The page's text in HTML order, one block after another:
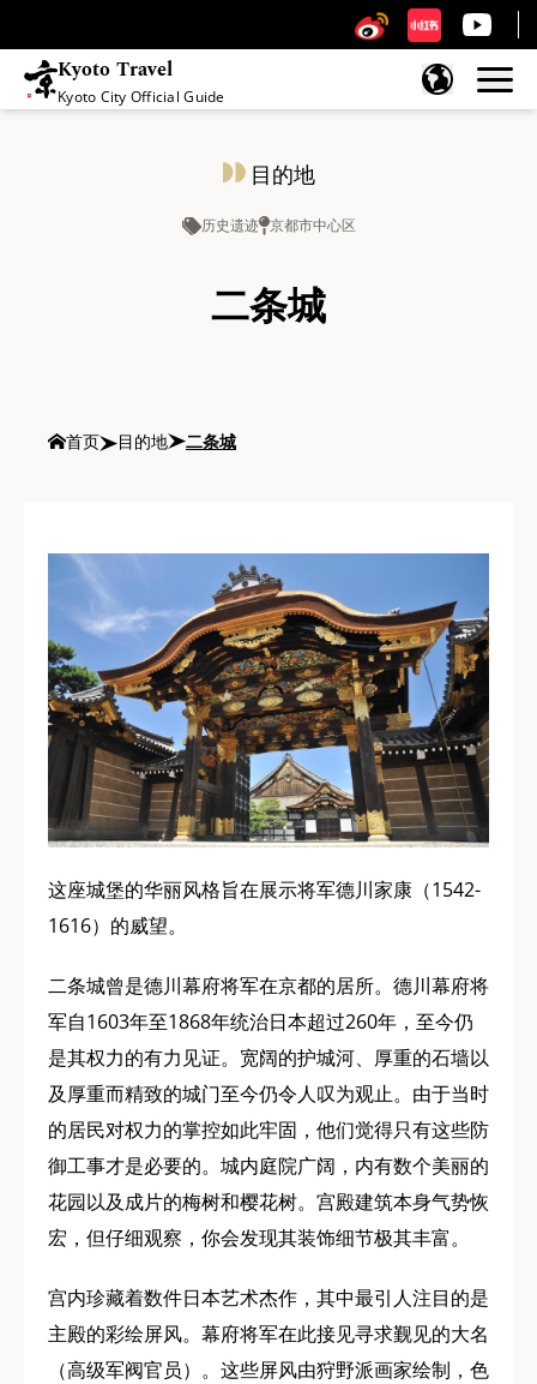
Kyoto Travel
Kyoto City Official Guide
目的地
历史遗迹 京都市中心区
二条城
首页 目的地 二条城
这座城堡的华丽风格旨在展示将军德川家康（1542-
1616）的威望。
二条城曾是德川幕府将军在京都的居所。德川幕府将
军自1603年至1868年统治日本超过260年，至今仍
是其权力的有力见证。宽阔的护城河、厚重的石墙以
及厚重而精致的城门至今仍令人叹为观止。由于当时
的居民对权力的掌控如此牢固，他们觉得只有这些防
御工事才是必要的。城内庭院广阔，内有数个美丽的
花园以及成片的梅树和樱花树。宫殿建筑本身气势恢
宏，但仔细观察，你会发现其装饰细节极其丰富。
宫内珍藏着数件日本艺术杰作，其中最引人注目的是
主殿的彩绘屏风。幕府将军在此接见寻求觐见的大名
（高级军阀官员）。这些屏风由狩野派画家绘制，色